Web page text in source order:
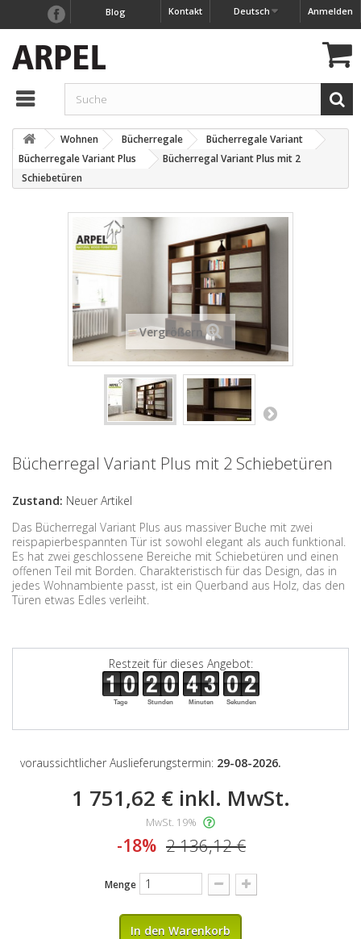
Anmelden
Deutsch
Kontakt
Blog
Wohnen Bücherregale
Bücherregale Variant
Bücherregale Variant Plus
Bücherregal Variant Plus mit 2
Schiebetüren
Vergrößern
Bücherregal Variant Plus mit 2 Schiebetüren
Zustand: Neuer Artikel
Das Bücherregal Variant Plus aus massiver Buche mit zwei
reispapierbespannten Tür ist sowohl elegant als auch funktional.
Es hat zwei geschlossene Bereiche mit Schiebetüren und einen
offenen Teil mit Borden. Charakteristisch für das Design, das in
jedes Wohnambiente passt, ist ein Querband aus Holz, das den
Türen etwas Edles verleiht.
Restzeit für dieses Angebot:
Tage Stunden Minuten Sekunden
voraussichtlicher Auslieferungstermin: 29-08-2026.
1 751,62 €inkl. MwSt.
MwSt. 19%
-18% 2 136,12 €
Menge
In den Warenkorb